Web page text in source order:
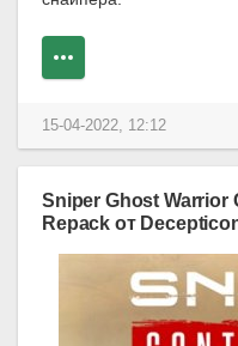
15-04-2022, 12:12
Sniper Ghost Warrior
Repack от